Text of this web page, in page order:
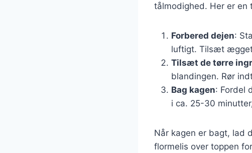
tålmodighed. Her er
Forbered dejen:
luftigt. Tilsæt
Tilsæt de tørre
blandingen. Rør
Bag kagen: Fordel
i ca. 25-30
Når kagen er bagt, lad
flormelis over toppen